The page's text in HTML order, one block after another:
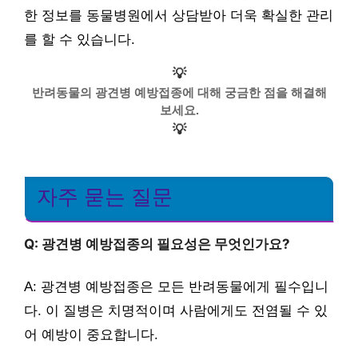
한 정보를 동물병원에서 상담받아 더욱 확실한 관리
를 할 수 있습니다.
💡
반려동물의 광견병 예방접종에 대해 궁금한 점을 해결해
보세요.
💡
자주 묻는 질문
Q: 광견병 예방접종의 필요성은 무엇인가요?
A: 광견병 예방접종은 모든 반려동물에게 필수입니
다. 이 질병은 치명적이며 사람에게도 전염될 수 있
어 예방이 중요합니다.